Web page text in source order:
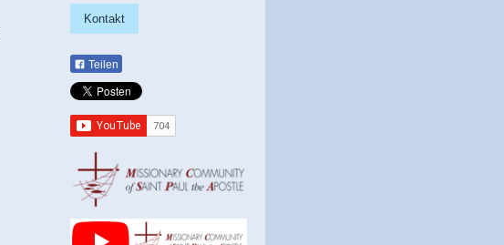
Kontakt
Teilen